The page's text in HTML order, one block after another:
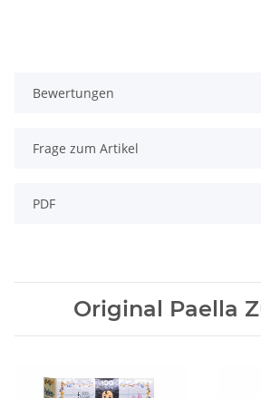
Bewertungen
Frage zum Artikel
PDF
Original Paella